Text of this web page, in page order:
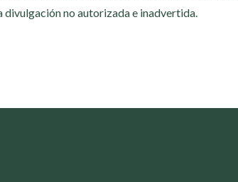
divulgación no autorizada e inadvertida.